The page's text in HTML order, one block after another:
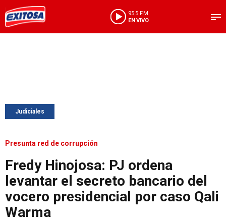
95.5 FM
EN VIVO
Judiciales
Presunta red de corrupción
Fredy Hinojosa: PJ ordena
levantar el secreto bancario del
vocero presidencial por caso Qali
Warma